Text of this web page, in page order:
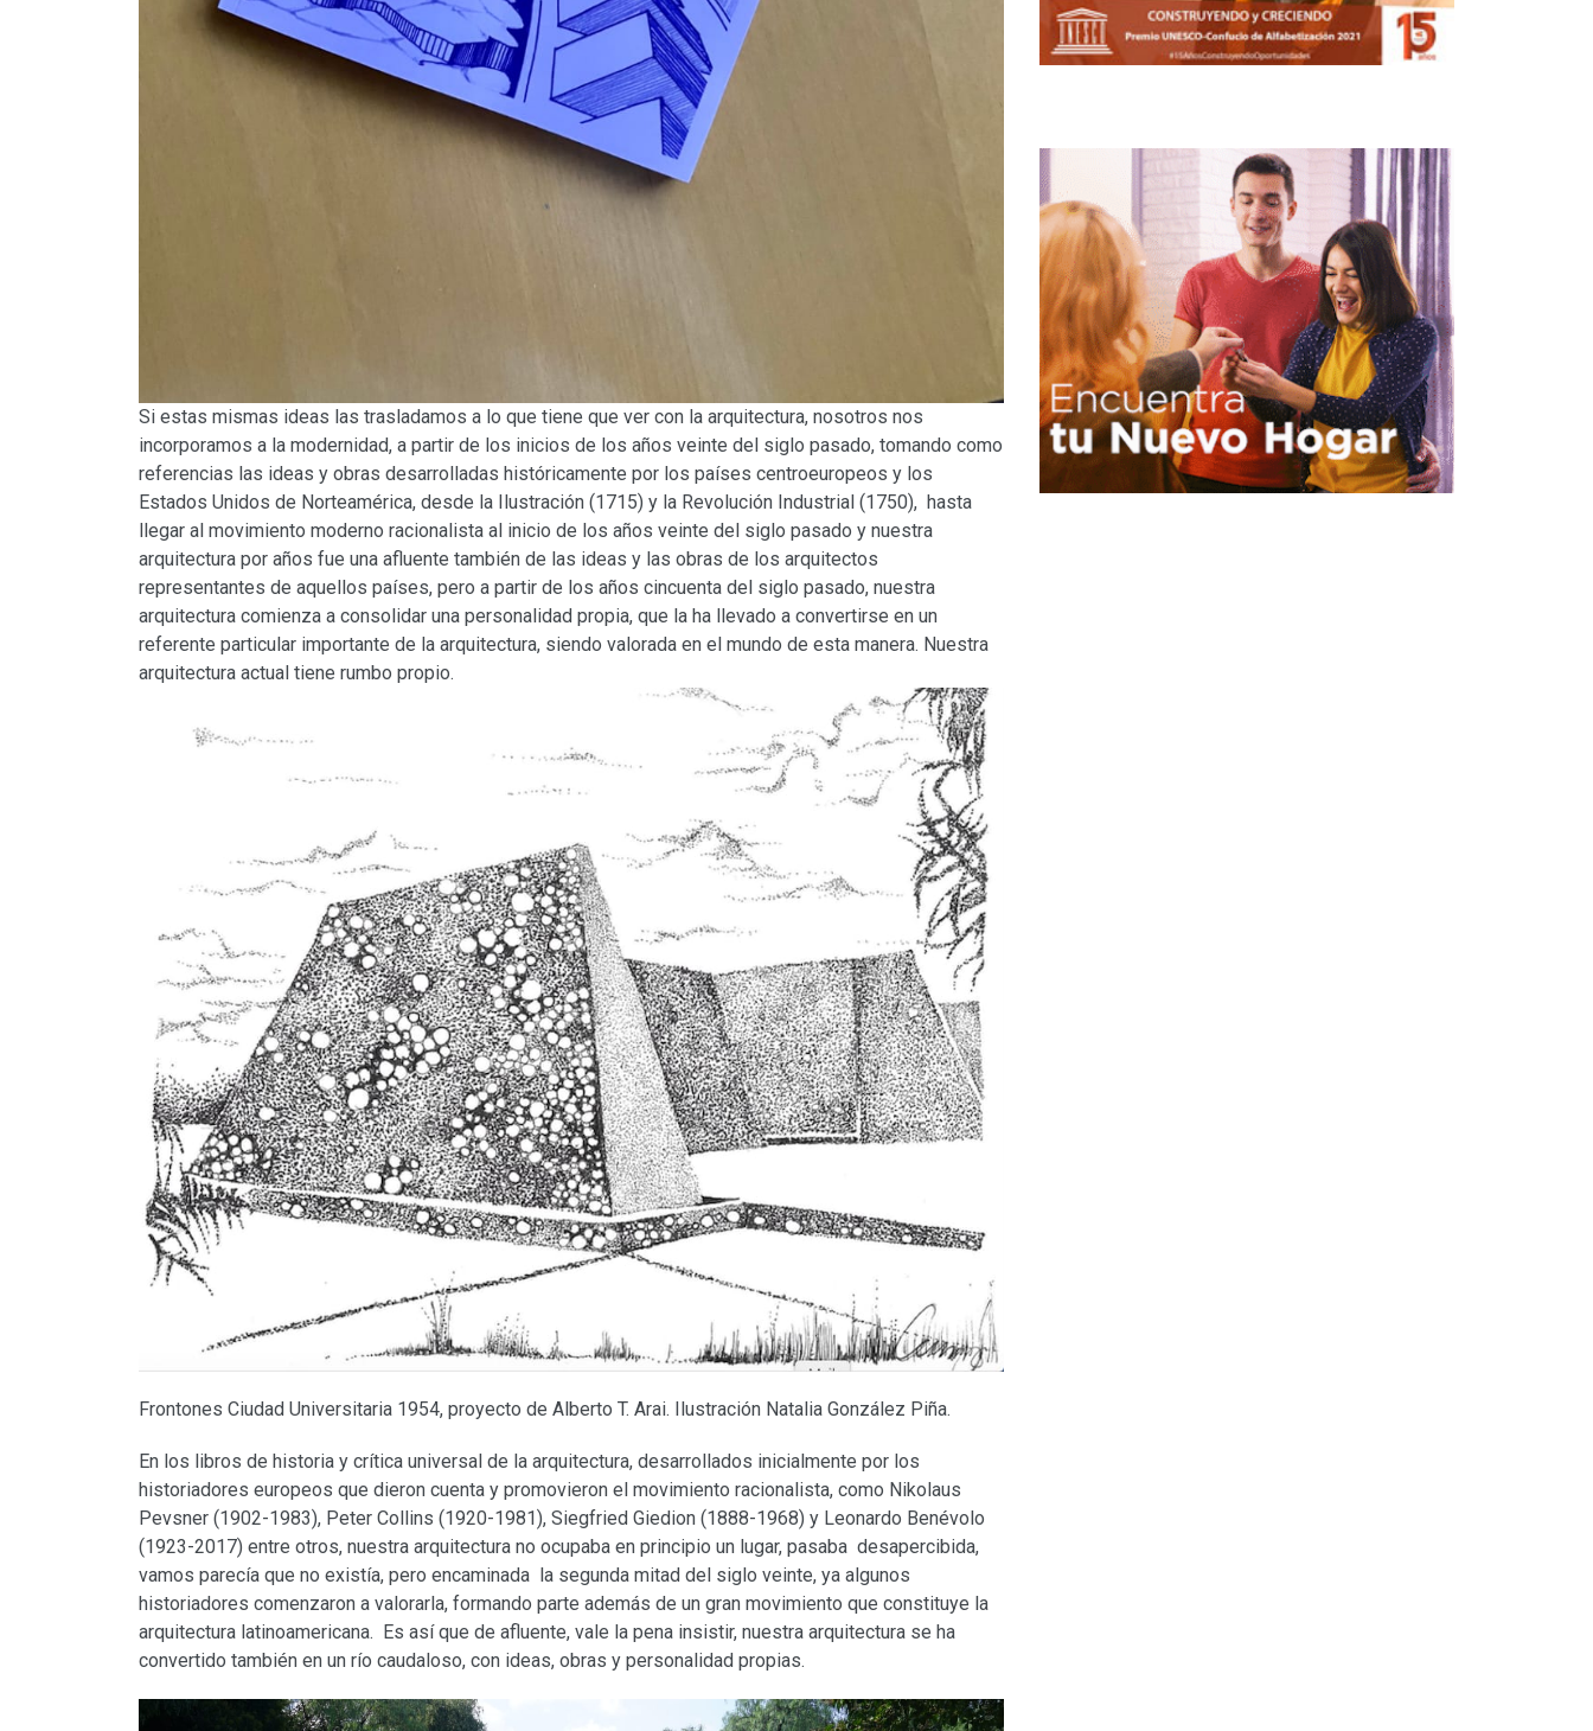
Si estas mismas ideas las trasladamos a lo que tiene que ver con la arquitectura, nosotros nos
incorporamos a la modernidad, a partir de los inicios de los años veinte del siglo pasado, tomando como
referencias las ideas y obras desarrolladas históricamente por los países centroeuropeos y los
Estados Unidos de Norteamérica, desde la Ilustración (1715) y la Revolución Industrial (1750), hasta
llegar al movimiento moderno racionalista al inicio de los años veinte del siglo pasado y nuestra
arquitectura por años fue una afluente también de las ideas y las obras de los arquitectos
representantes de aquellos países, pero a partir de los años cincuenta del siglo pasado, nuestra
arquitectura comienza a consolidar una personalidad propia, que la ha llevado a convertirse en un
referente particular importante de la arquitectura, siendo valorada en el mundo de esta manera. Nuestra
arquitectura actual tiene rumbo propio.
Frontones Ciudad Universitaria 1954, proyecto de Alberto T. Arai. Ilustración Natalia González Piña.
En los libros de historia y crítica universal de la arquitectura, desarrollados inicialmente por los
historiadores europeos que dieron cuenta y promovieron el movimiento racionalista, como Nikolaus
Pevsner (1902-1983), Peter Collins (1920-1981), Siegfried Giedion (1888-1968) y Leonardo Benévolo
(1923-2017) entre otros, nuestra arquitectura no ocupaba en principio un lugar, pasaba desapercibida,
vamos parecía que no existía, pero encaminada la segunda mitad del siglo veinte, ya algunos
historiadores comenzaron a valorarla, formando parte además de un gran movimiento que constituye la
arquitectura latinoamericana. Es así que de afluente, vale la pena insistir, nuestra arquitectura se ha
convertido también en un río caudaloso, con ideas, obras y personalidad propias.